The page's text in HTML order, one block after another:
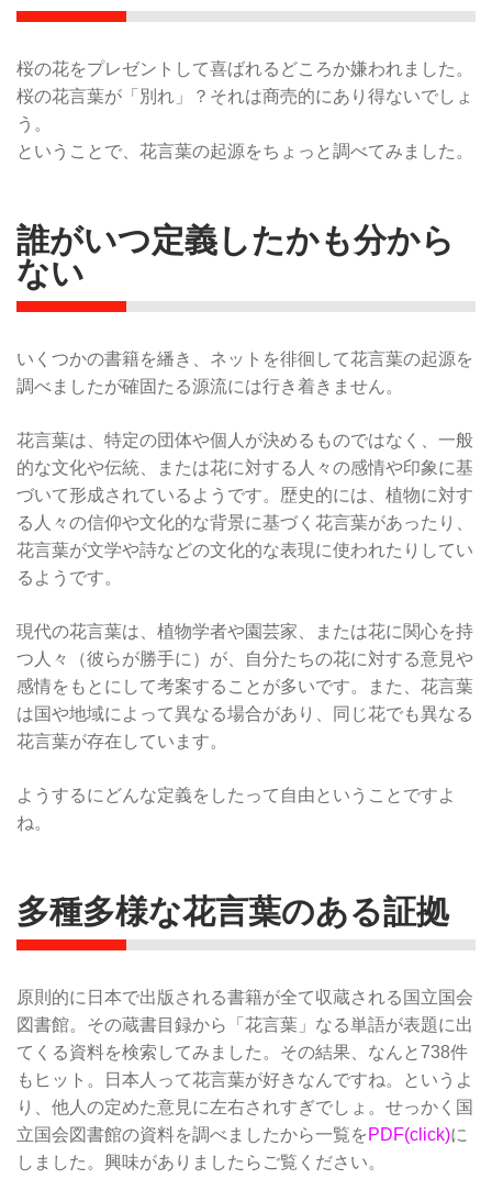
桜の花をプレゼントして喜ばれるどころか嫌われました。
桜の花言葉が「別れ」？それは商売的にあり得ないでしょ
う。
ということで、花言葉の起源をちょっと調べてみました。
誰がいつ定義したかも分から
ない
いくつかの書籍を繙き、ネットを徘徊して花言葉の起源を
調べましたが確固たる源流には行き着きません。
花言葉は、特定の団体や個人が決めるものではなく、一般
的な文化や伝統、または花に対する人々の感情や印象に基
づいて形成されているようです。歴史的には、植物に対す
る人々の信仰や文化的な背景に基づく花言葉があったり、
花言葉が文学や詩などの文化的な表現に使われたりしてい
るようです。
現代の花言葉は、植物学者や園芸家、または花に関心を持
つ人々（彼らが勝手に）が、自分たちの花に対する意見や
感情をもとにして考案することが多いです。また、花言葉
は国や地域によって異なる場合があり、同じ花でも異なる
花言葉が存在しています。
ようするにどんな定義をしたって自由ということですよ
ね。
多種多様な花言葉のある証拠
原則的に日本で出版される書籍が全て収蔵される国立国会
図書館。その蔵書目録から「花言葉」なる単語が表題に出
てくる資料を検索してみました。その結果、なんと738件
もヒット。日本人って花言葉が好きなんですね。というよ
り、他人の定めた意見に左右されすぎでしょ。せっかく国
立国会図書館の資料を調べましたから一覧を PDF(click)に
しました。興味がありましたらご覧ください。